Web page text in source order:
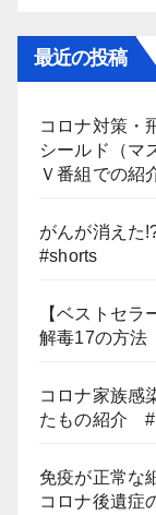
最近の投稿
コロナ対策・
シールド（マ
Ｖ番組での紹
がんが消えた
#shorts
【ベストセ
解毒17の方法
コロナ家族感
たもの紹介
免疫が正常な
コロナ後遺症